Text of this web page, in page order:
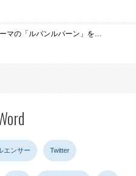
マの「ルパンルパーン」を…
エンサー Twitter